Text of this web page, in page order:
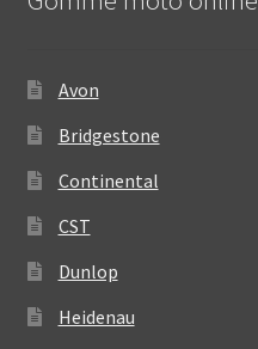
Avon
Bridgestone
Continental
CST
Dunlop
Heidenau